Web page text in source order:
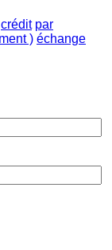
crédit par
) échange